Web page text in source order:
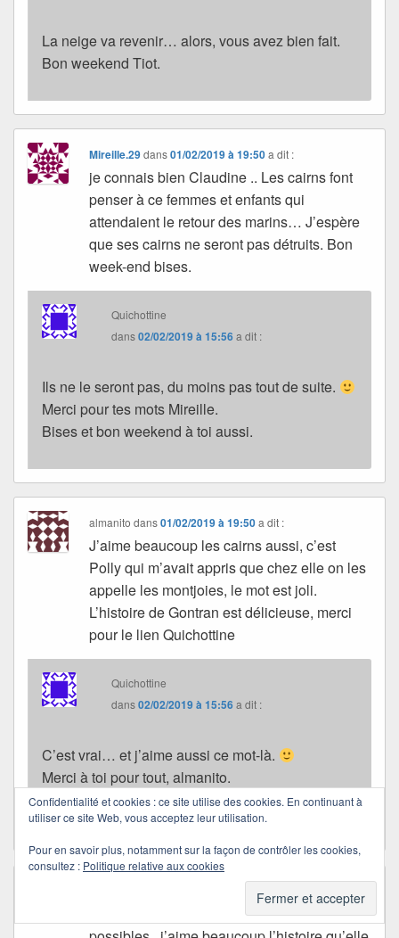
La neige va revenir… alors, vous avez bien fait.
Bon weekend Tiot.
Mireille.29dans01/02/2019 à 19:50 a dit :
je connais bien Claudine .. Les cairns font
penser à ce femmes et enfants qui
attendaient le retour des marins… J’espère
que ses cairns ne seront pas détruits. Bon
week-end bises.
Quichottine
dans02/02/2019 à 15:56a dit :
Ils ne le seront pas, du moins pas tout de suite.
Merci pour tes mots Mireille.
Bises et bon weekend à toi aussi.
almanito dans01/02/2019 à 19:50 a dit :
J’aime beaucoup les cairns aussi, c’est
Polly qui m’avait appris que chez elle on les
appelle les montjoies, le mot est joli.
L’histoire de Gontran est délicieuse, merci
pour le lien Quichottine
Quichottine
dans02/02/2019 à 15:56a dit :
C’est vrai… et j’aime aussi ce mot-là.
Merci à toi pour tout, almanito.
Polly me manque.
a dit :
Une photo qui ouvre la page du livre des
Confidentialité et cookies : ce site utilise des cookies. En continuant à
utiliser ce site Web, vous acceptez leur utilisation.
Pour en savoir plus, notamment sur la façon de contrôler les cookies,
consultez : Politique relative aux cookies